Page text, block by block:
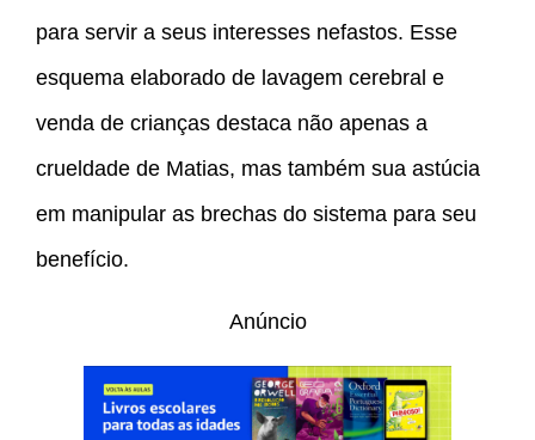
para servir a seus interesses nefastos. Esse
esquema elaborado de lavagem cerebral e
venda de crianças destaca não apenas a
crueldade de Matias, mas também sua astúcia
em manipular as brechas do sistema para seu
benefício.
Anúncio